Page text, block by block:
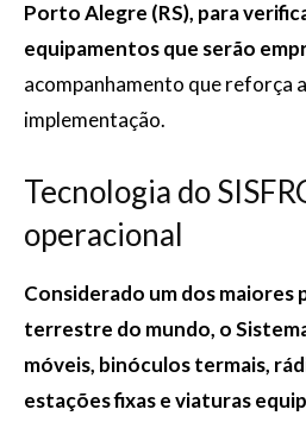
Porto Alegre (RS), para
equipamentos que serão
acompanhamento que reforça
implementação.
Tecnologia do
operacional
Considerado um dos maiores
terrestre do mundo, o
móveis, binóculos termais,
estações fixas e viaturas